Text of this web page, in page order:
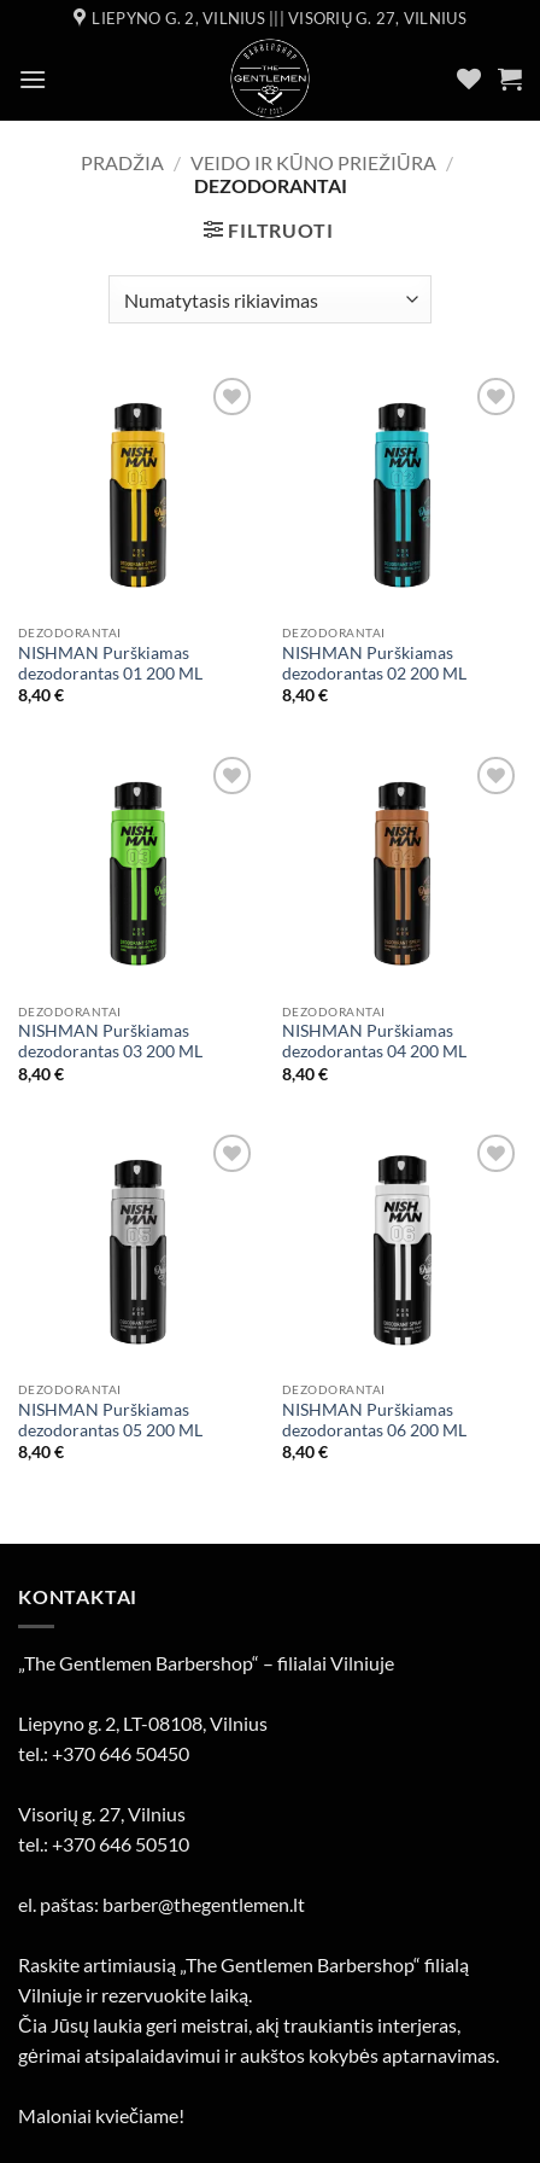
content
LIEPYNO G. 2, VILNIUS ||| VISORIŲ G. 27, VILNIUS
PRADŽIA / VEIDO IR KŪNO PRIEŽIŪRA /
DEZODORANTAI
FILTRUOTI
DEZODORANTAI
NISHMAN Purškiamas
dezodorantas 01 200 ML
8,40€
DEZODORANTAI
NISHMAN Purškiamas
dezodorantas 02 200 ML
8,40€
DEZODORANTAI
NISHMAN Purškiamas
dezodorantas 03 200 ML
8,40€
DEZODORANTAI
NISHMAN Purškiamas
dezodorantas 04 200 ML
8,40€
DEZODORANTAI
NISHMAN Purškiamas
dezodorantas 05 200 ML
8,40€
DEZODORANTAI
NISHMAN Purškiamas
dezodorantas 06 200 ML
8,40€
KONTAKTAI
„The Gentlemen Barbershop“ – filialai Vilniuje
Liepyno g. 2, LT-08108, Vilnius
tel.: +370 646 50450
Visorių g. 27, Vilnius
tel.: +370 646 50510
el. paštas: barber@thegentlemen.lt
Raskite artimiausią „The Gentlemen Barbershop“ filialą
Vilniuje ir rezervuokite laiką.
Čia Jūsų laukia geri meistrai, akį traukiantis interjeras,
gėrimai atsipalaidavimui ir aukštos kokybės aptarnavimas.
Maloniai kviečiame!